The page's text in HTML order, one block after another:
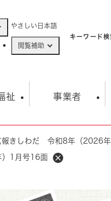
やさしい日本語
閲覧補助
キーワード検
子育て
祉
健康・生活 生涯
事業者
入札・契約情
観光スポット
市の概要
市政
報きしわだ 令和8年（2026
1月号16面